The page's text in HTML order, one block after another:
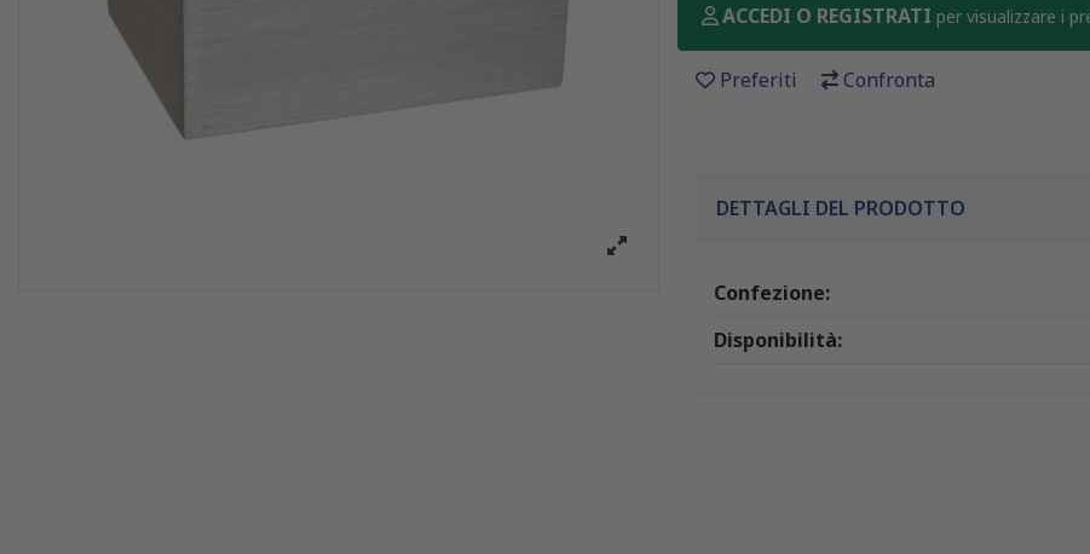
ACCEDI O REGISTRATI per visualizzare i
Preferiti Confronta
DETTAGLI DEL PRODOTTO
Confezione:
Disponibilità: